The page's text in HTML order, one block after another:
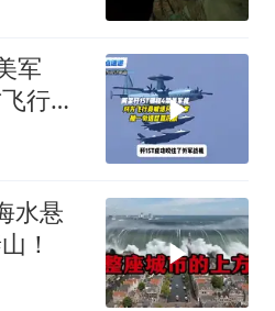
军
行员
水悬
！